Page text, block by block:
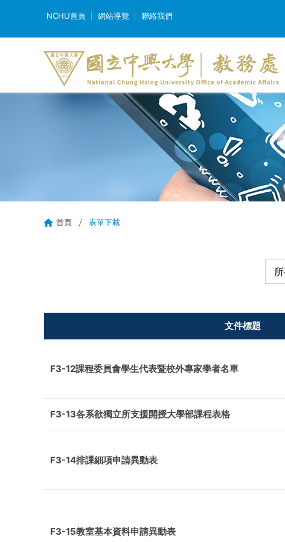
NCHU首頁 網站導覽 聯絡我們
首頁 表單下載
文件標題
F3-12課程委員會學生代表暨校外專家學者名單
F3-13各系欲獨立所支援開授大學部課程表格
F3-14排課細項申請異動表
F3-15教室基本資料申請異動表